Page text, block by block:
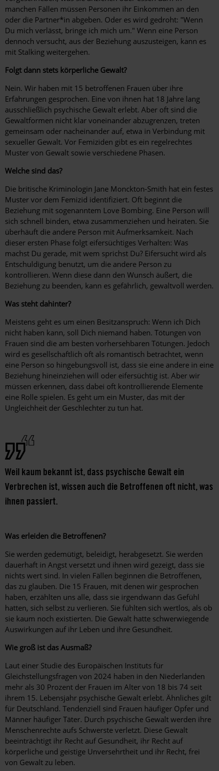
manchen Fällen müssen Personen ihr Einkommen an den
oder die Partner*in ab­geben. Oder es wird gedroht: "Wenn
Du mich verlässt, bringe ich mich um." Wenn eine Person
dennoch versucht, aus der Beziehung auszusteigen, kann es
mit Stalking weitergehen.
Folgt dann stets körperliche Gewalt?
Nein. Wir haben mit 15 betroffenen Frauen über ihre
Erfahrungen gesprochen. Eine von ihnen hat 18 Jahre lang
ausschließlich psychische Gewalt erlebt. Aber oft sind die
Gewaltformen nicht klar voneinander abzugrenzen, treten
gemeinsam oder nacheinander auf, etwa in Verbindung mit
sexueller Gewalt. Vor Femiziden gibt es ein regelrechtes
Muster von Gewalt sowie verschiedene Phasen.
Welche sind das?
Die britische Kriminologin Jane Monckton-Smith hat ein festes
Muster vor dem Femizid identifiziert. Oft beginnt die
Beziehung mit sogenanntem Love Bombing. Eine Person will
sich schnell binden, etwa zusammenziehen und heiraten. Sie
überhäuft die andere Person mit Aufmerksamkeit. Nach
dieser ersten Phase folgt ­eifersüchtiges Verhalten: Was
machst Du gerade, mit wem sprichst Du? Eifersucht wird als
Entschuldigung benutzt, um die andere Person zu
kontrollieren. Wenn diese dann den Wunsch äußert, die
Beziehung zu beenden, kann es gefährlich, gewaltvoll werden.
Was steht dahinter?
Meistens geht es um einen Besitzanspruch: Wenn ich Dich
nicht haben kann, soll Dich niemand haben. Tötungen von
Frauen sind die am besten vorhersehbaren Tötungen. Jedoch
wird es gesellschaftlich oft als romantisch betrachtet, wenn
eine Person so hingebungsvoll ist, dass sie eine andere in eine
Beziehung hineinziehen will oder eifersüchtig ist. Aber wir
müssen erkennen, dass dabei oft kontrollierende Elemente
eine Rolle spielen. Es geht um ein Muster, das mit der
Ungleichheit der Geschlechter zu tun hat.
Weil kaum bekannt ist, dass psychische Gewalt ein
Verbrechen ist, wissen auch die Betroffenen oft nicht, was
ihnen passiert.
Was erleiden die Betroffenen?
Sie werden gedemütigt, beleidigt, herabgesetzt. Sie werden
dauerhaft in Angst versetzt und ihnen wird gezeigt, dass sie
nichts wert sind. In vielen Fällen beginnen die Betroffenen,
das zu glauben. Die 15 Frauen, mit denen wir gesprochen
haben, erzählten uns alle, dass sie irgendwann das Gefühl
hatten, sich selbst zu verlieren. Sie fühlten sich wertlos, als ob
sie kaum noch existierten. Die Gewalt hatte schwerwiegende
Auswirkungen auf ihr Leben und ihre Gesundheit.
Wie groß ist das Ausmaß?
Laut einer Studie des Europäischen Instituts für
Gleichstellungsfragen von 2024 haben in den Niederlanden
mehr als 30 Prozent der Frauen im Alter von 18 bis 74 seit
ihrem 15. Lebensjahr psychische Gewalt erlebt. Ähnliches gilt
für Deutschland. Tendenziell sind Frauen häufiger Opfer und
Männer häufiger Täter. Durch psychische Gewalt werden ihre
Menschenrechte aufs Schwerste verletzt. Diese Gewalt
beeinträchtigt ihr Recht auf Gesundheit, ihr Recht auf
körperliche und geistige Unversehrtheit und ihr Recht, frei
von Gewalt zu leben.